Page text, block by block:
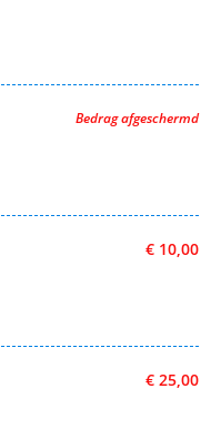
Bedrag afgeschermd
€ 10,00
€ 25,00